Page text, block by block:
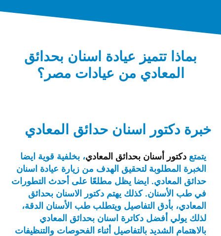
بماذا تتميز عيادة اسنان بحدائق
المعادي من عيادات مصر؟
خبرة دكتور اسنان حدائق المعادي
يتمتع دكتور أسنان بحدائق المعادي، بخلفية قوية ايضا
الخبرة المطلوبة لتحقيق الهدف من زيارة عيادة اسنان
حدائق المعادي. ايضا يظل مطلعًا على أحدث التطورات
في طب الأسنان. كذلك يهتم دكتور الاسنان بحدائق
المعادي، بأدق التفاصيل ويتطلب طب الأسنان الدقة،
لذلك يولي أفضل دكاترة اسنان بحدائق المعادي
بالاهتمام الشديد بالتفاصيل أثناء الفحوصات والتنظيفات